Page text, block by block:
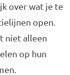
over wat je te
open.
niet alleen
op hun